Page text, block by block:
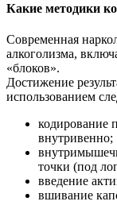
Какие методики
Современная
алкоголизма,
«блоков».
Достижение
использованием
кодирование
внутривенно;
точки (под
введение
вшивание